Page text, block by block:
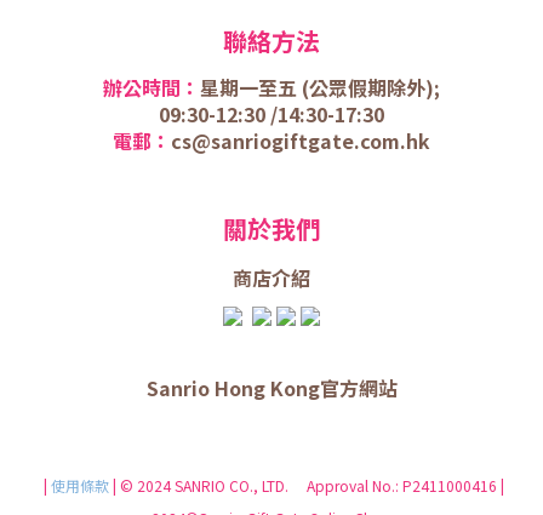
聯絡方法
辦公時間： 星期一至五 (公眾假期除外);
09:30-12:30 /14:30-17:30
電郵： cs@sanriogiftgate.com.hk
關於我們
商店介紹
Sanrio Hong Kong官方網站
| 使用條款| © 2024 SANRIO CO., LTD. Approval No.: P2411000416 |